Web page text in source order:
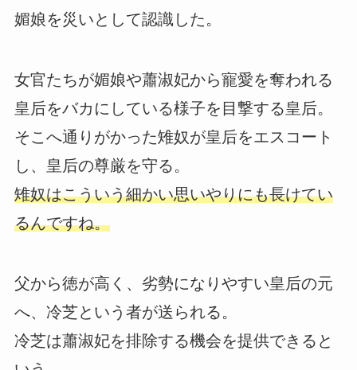
媚娘を災いとして認識した。
女官たちが媚娘や蕭淑妃から寵愛を奪われる
皇后をバカにしている様子を目撃する皇后。
そこへ通りがかった雉奴が皇后をエスコート
し、皇后の尊厳を守る。
雉奴はこういう細かい思いやりにも長けてい
るんですね。
父から徳が高く、劣勢になりやすい皇后の元
へ、冷芝という者が送られる。
冷芝は蕭淑妃を排除する機会を提供できると